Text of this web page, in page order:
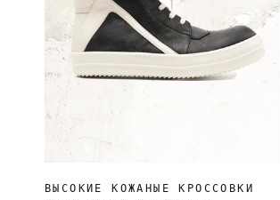
ВЫСОКИЕ КОЖАНЫЕ КРОССОВКИ